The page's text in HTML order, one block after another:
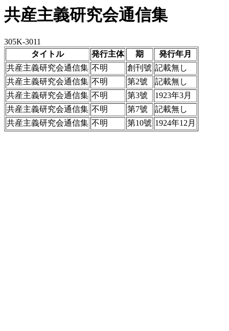
共産主義研究会通信集
305K-3011
タイトル
発行主体 期
発行年月
共産主義研究会通信集 不明 創刊號 記載無し
共産主義研究会通信集 不明 第2號
記載無し
共産主義研究会通信集 不明 第3號
1923年3月
共産主義研究会通信集 不明 第7號
記載無し
共産主義研究会通信集 不明 第10號 1924年12月